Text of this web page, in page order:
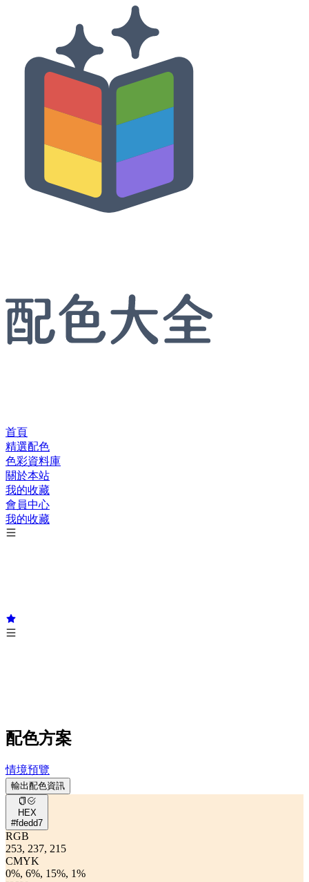
首頁
精選配色
色彩資料庫
關於本站
我的收藏
會員中心
我的收藏
配色方案
情境預覽
輸出配色資訊
HEX
#fdedd7
RGB
253, 237, 215
CMYK
0%, 6%, 15%, 1%